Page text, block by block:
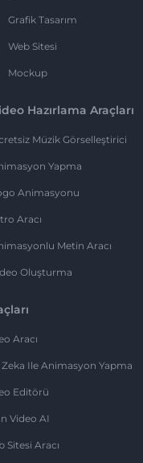
Grafik Tasarım
Web Sitesi
Mockup
Hazırlama Araçları
Müzik Görselleştirici
Yapma
Animasyonu
Aracı
Metin Aracı
Oluşturma
Aracı
Zeka Ile Animasyon Yapma
Editörü
Video AI
Sitesi Aracı